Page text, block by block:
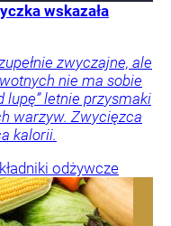
wskazała
zwyczajne, ale
nie ma sobie
lupę” letnie przysmaki
warzyw. Zwycięzca
kalorii.
odżywcze